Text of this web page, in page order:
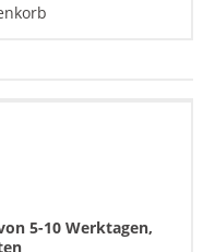
5-10 Werktagen,